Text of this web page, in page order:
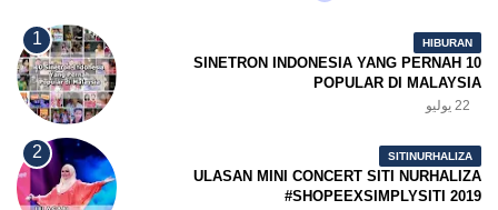
HIBURAN
10 SINETRON INDONESIA YANG PERNAH
POPULAR DI MALAYSIA
22 يوليو
SITINURHALIZA
ULASAN MINI CONCERT SITI NURHALIZA
#SHOPEEXSIMPLYSITI 2019